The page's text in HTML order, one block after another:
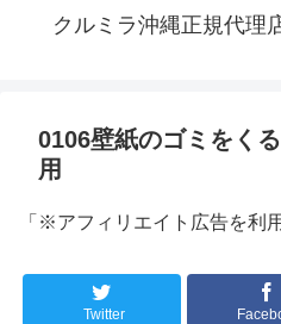
クルミラ沖縄正規代
0106壁紙のゴミをく
用
「※アフィリエイト広告を利
Twitter